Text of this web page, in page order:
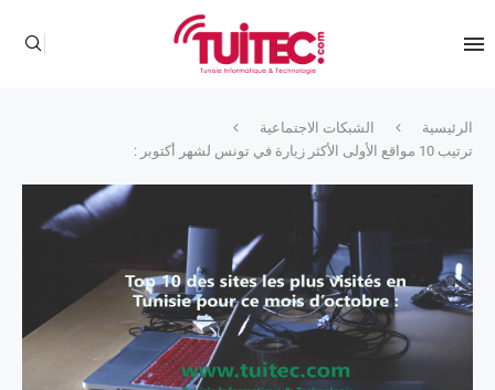
الرئيسية
الشبكات الاجتماعية
ترتيب 10 مواقع الأولى الأكثر زيارة في تونس لشهر أكتوبر :